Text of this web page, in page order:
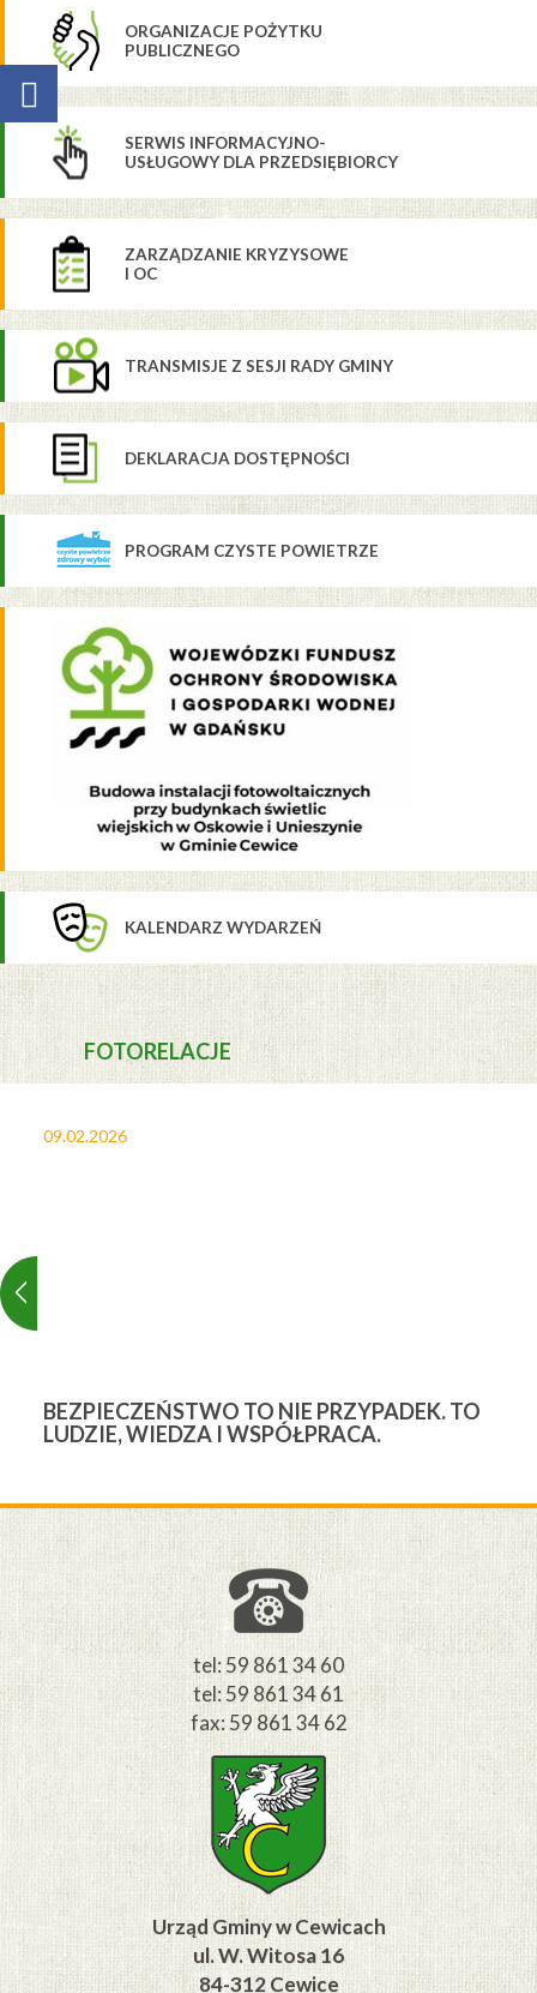
ORGANIZACJE POŻYTKU
PUBLICZNEGO
SERWIS INFORMACYJNO-
USŁUGOWY DLA PRZEDSIĘBIORCY
ZARZĄDZANIE KRYZYSOWE
I OC
TRANSMISJE Z SESJI RADY GMINY
DEKLARACJA DOSTĘPNOŚCI
PROGRAM CZYSTE POWIETRZE
KALENDARZ WYDARZEŃ
FOTORELACJE
09.02.2026
BEZPIECZEŃSTWO TO NIE PRZYPADEK. TO
LUDZIE, WIEDZA I WSPÓŁPRACA.
tel: 59 861 34 60
tel: 59 861 34 61
fax: 59 861 34 62
Urząd Gminy w Cewicach
ul. W. Witosa 16
84-312 Cewice